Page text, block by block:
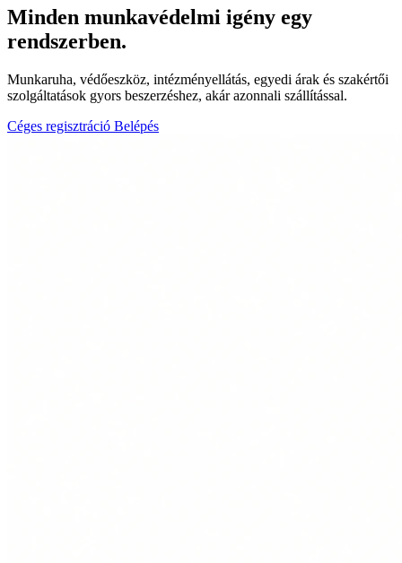
Minden munkavédelmi igény egy
rendszerben.
Munkaruha, védőeszköz, intézményellátás, egyedi árak és szakértői
szolgáltatások gyors beszerzéshez, akár azonnali szállítással.
Céges regisztráció Belépés